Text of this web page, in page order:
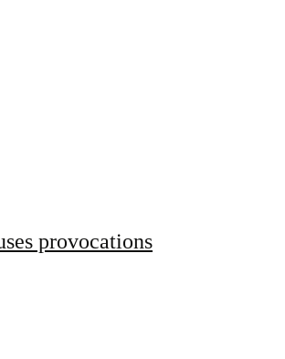
provocations